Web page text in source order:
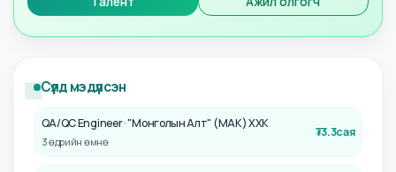
Бүх мэдээллийг харах уу?